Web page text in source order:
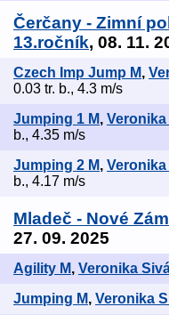
Čerčany - Zimní
13.ročník, 08. 11.
Czech Imp Jump M,
0.03 tr. b., 4.3 m/s
Jumping 1 M,
b., 4.35 m/s
Jumping 2 M,
b., 4.17 m/s
Mladeč - Nové
27. 09. 2025
Agility M, Veronika
Jumping M, Veronika